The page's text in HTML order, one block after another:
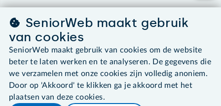
SeniorWeb maakt gebruik
van cookies
SeniorWeb maakt gebruik van cookies om de website
beter te laten werken en te analyseren. De gegevens die
we verzamelen met onze cookies zijn volledig anoniem.
Door op 'Akkoord' te klikken ga je akkoord met het
plaatsen van deze cookies.